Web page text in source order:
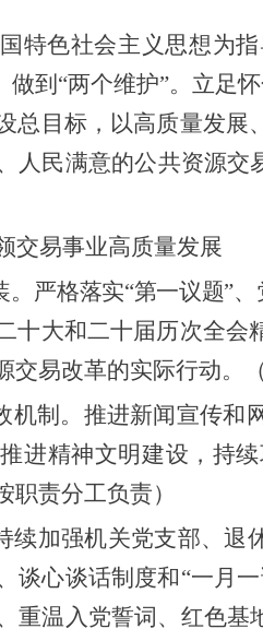
特色社会主义思想为
做到 “两个维护”。立足
总目标， 以高质量发展
人民满意的公共资源交
交易事业高质量发展
严格落实“第一议题”、
十大和二十届历次全会
交易改革的实际行动。 （
机制 。 推进新闻宣传和
进精神文明建设，持
职责分工负责）
续加强机关党支部、退
谈心谈话制度和“一月
重温入党誓词、红色基